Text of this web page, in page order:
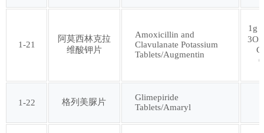
第七十三批 第七十四批
第七十五批 第七十六批
第八十批
1-21
阿莫西林克拉
维酸钾片
Amoxicillin and
Clavulanate Potassium
Tablets/Augmentin
1g
1-22 格列美脲片
Glimepiride
Tablets/Amaryl